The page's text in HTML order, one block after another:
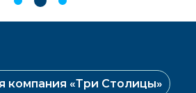
компания «Три Столицы»